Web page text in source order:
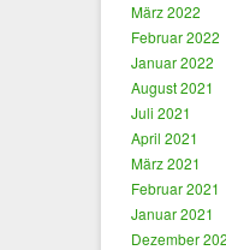
März 2022
Februar 2022
Januar 2022
August 2021
Juli 2021
April 2021
März 2021
Februar 2021
Januar 2021
Dezember